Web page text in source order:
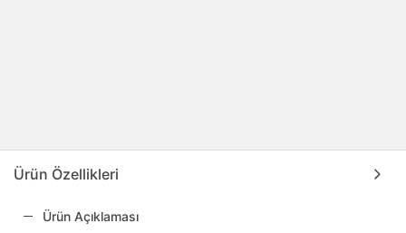
Ürün Özellikleri
Ürün Açıklaması